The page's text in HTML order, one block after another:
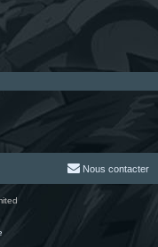
Nous contacter